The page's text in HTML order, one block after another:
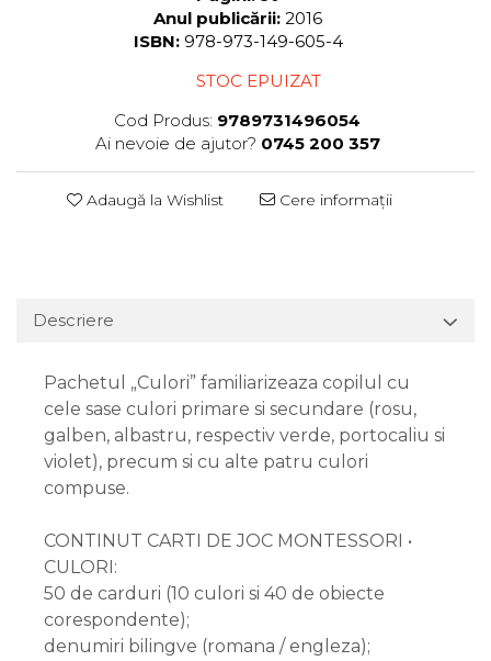
Anul publicării: 2016
ISBN: 978-973-149-605-4
STOC EPUIZAT
Cod Produs: 9789731496054
Ai nevoie de ajutor? 0745 200 357
Adaugă la Wishlist Cere informații
Descriere
Pachetul „Culori” familiarizeaza copilul cu
cele sase culori primare si secundare (rosu,
galben, albastru, respectiv verde, portocaliu si
violet), precum si cu alte patru culori
compuse.
CONTINUT CARTI DE JOC MONTESSORI •
CULORI:
50 de carduri (10 culori si 40 de obiecte
corespondente);
denumiri bilingve (romana / engleza);